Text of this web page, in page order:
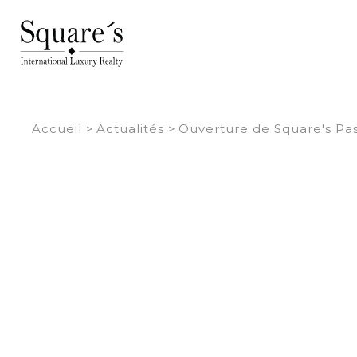
Accueil > Actualités > Ouverture de Square's